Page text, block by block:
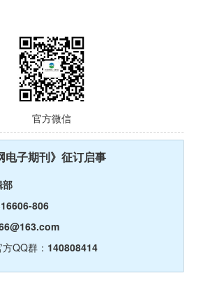
官方微信
电子期刊》征订启事
部
806
QQ群： 140808414